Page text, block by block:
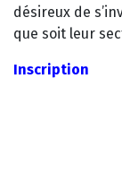
désireux de
que soit leur
Inscription